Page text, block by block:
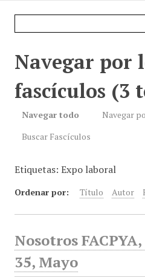
Navegar por
fascículos (3
Navegar todo
Navegar
Buscar Fascículos
Etiquetas: Expo laboral
Ordenar por: Título Autor
Nosotros
35, Mayo